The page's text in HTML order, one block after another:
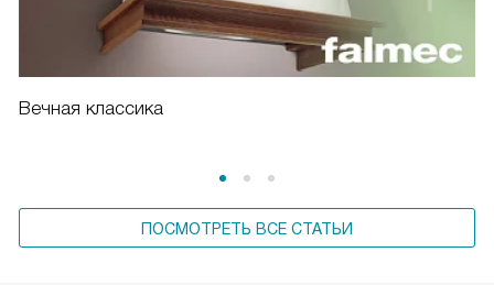
Вечная классика
ПОСМОТРЕТЬ ВСЕ СТАТЬИ